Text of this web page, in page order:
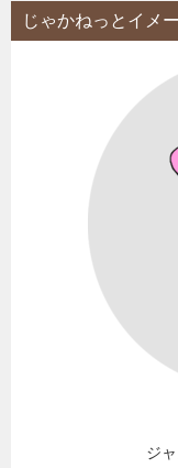
じゃかねっとイメ
ジ